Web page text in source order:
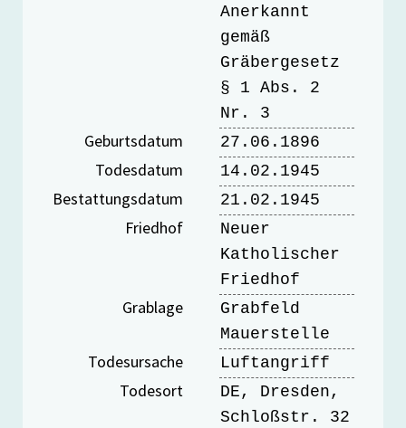
Anerkannt
gemäß
Gräbergesetz
§ 1 Abs. 2
Nr. 3
Geburtsdatum 27.06.1896
Todesdatum 14.02.1945
Bestattungsdatum 21.02.1945
Friedhof
Neuer
Katholischer
Friedhof
Grablage
Grabfeld
Mauerstelle
Todesursache Luftangriff
Todesort
DE, Dresden,
Schloßstr. 32